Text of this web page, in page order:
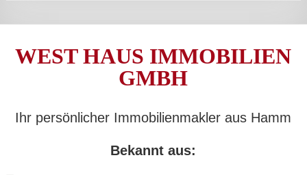
WEST HAUS IMMOBILIEN
GMBH
Ihr persönlicher Immobilienmakler aus Hamm
Bekannt aus: